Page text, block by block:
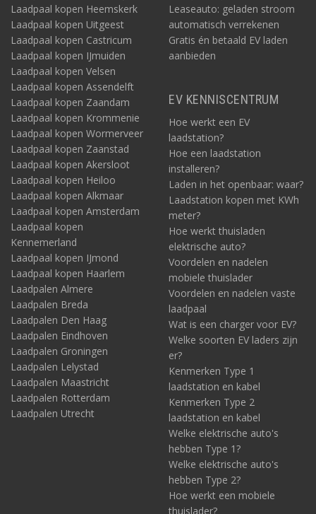
Laadpaal kopen Heemskerk
Laadpaal kopen Uitgeest
Laadpaal kopen Castricum
Laadpaal kopen IJmuiden
Laadpaal kopen Velsen
Laadpaal kopen Assendelft
Laadpaal kopen Zaandam
Laadpaal kopen Krommenie
Laadpaal kopen Wormerveer
Laadpaal kopen Zaanstad
Laadpaal kopen Akersloot
Laadpaal kopen Heiloo
Laadpaal kopen Alkmaar
Laadpaal kopen Amsterdam
Laadpaal kopen
Kennemerland
Laadpaal kopen IJmond
Laadpaal kopen Haarlem
Laadpalen Almere
Laadpalen Breda
Laadpalen Den Haag
Laadpalen Eindhoven
Laadpalen Groningen
Laadpalen Lelystad
Laadpalen Maastricht
Laadpalen Rotterdam
Laadpalen Utrecht
Leaseauto: geladen stroom
automatisch verrekenen
Gratis én betaald EV laden
aanbieden
EV KENNISCENTRUM
Hoe werkt een EV
laadstation?
Hoe een laadstation
installeren?
Laden in het openbaar: waar?
Laadstation kopen met KWh
meter?
Hoe werkt thuisladen
elektrische auto?
Voordelen en nadelen
mobiele thuislader
Voordelen en nadelen vaste
laadpaal
Wat is een charger voor EV?
Welke soorten EV laders zijn
er?
Kenmerken Type 1
laadstation en kabel
Kenmerken Type 2
laadstation en kabel
Welke elektrische auto's
hebben Type 1?
Welke elektrische auto's
hebben Type 2?
Hoe werkt een mobiele
thuislader?